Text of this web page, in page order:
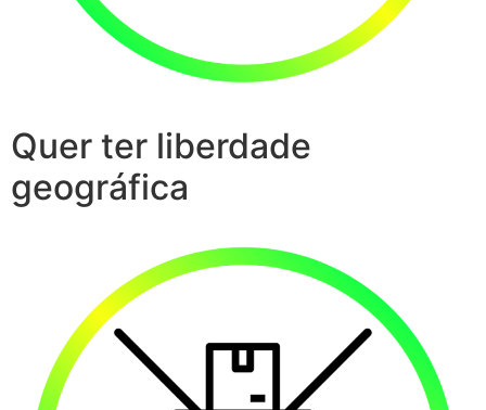
Quer ter liberdade
geográfica